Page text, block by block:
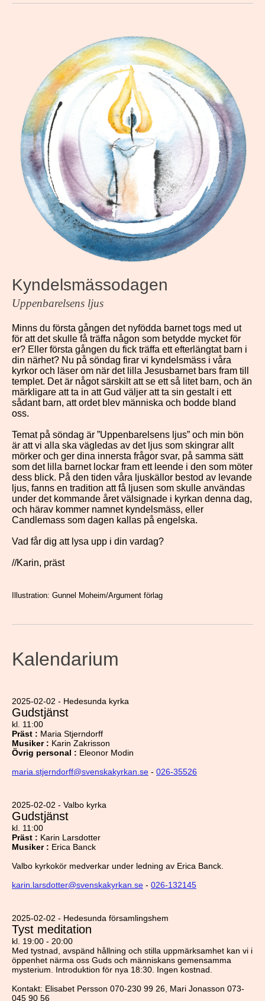
Kyndelsmässodagen
Uppenbarelsens ljus
Minns du första gången det nyfödda barnet togs med ut
för att det skulle få träffa någon som betydde mycket för
er? Eller första gången du fick träffa ett efterlängtat barn i
din närhet? Nu på söndag firar vi kyndelsmäss i våra
kyrkor och läser om när det lilla Jesusbarnet bars fram till
templet. Det är något särskilt att se ett så litet barn, och än
märkligare att ta in att Gud väljer att ta sin gestalt i ett
sådant barn, att ordet blev människa och bodde bland
oss.
Temat på söndag är ”Uppenbarelsens ljus” och min bön
är att vi alla ska vägledas av det ljus som skingrar allt
mörker och ger dina innersta frågor svar, på samma sätt
som det lilla barnet lockar fram ett leende i den som möter
dess blick. På den tiden våra ljuskällor bestod av levande
ljus, fanns en tradition att få ljusen som skulle användas
under det kommande året välsignade i kyrkan denna dag,
och härav kommer namnet kyndelsmäss, eller
Candlemass som dagen kallas på engelska.
Vad får dig att lysa upp i din vardag?
//Karin, präst
Illustration: Gunnel Moheim/Argument förlag
Kalendarium
2025-02-02 - Hedesunda kyrka
Gudstjänst
kl. 11:00
Präst : Maria Stjerndorff
Musiker: Karin Zakrisson
Övrig personal : Eleonor Modin
maria.stjerndorff@svenskakyrkan.se - 026-35526
2025-02-02 - Valbo kyrka
Gudstjänst
kl. 11:00
Präst : Karin Larsdotter
Musiker: Erica Banck
Valbo kyrkokör medverkar under ledning av Erica Banck.
karin.larsdotter@svenskakyrkan.se - 026-132145
2025-02-02 - Hedesunda församlingshem
Tyst meditation
kl. 19:00 - 20:00
Med tystnad, avspänd hållning och stilla uppmärksamhet kan vi i
öppenhet närma oss Guds och människans gemensamma
mysterium. Introduktion för nya 18:30. Ingen kostnad.
Kontakt: Elisabet Persson 070-230 99 26, Mari Jonasson 073-
045 90 56